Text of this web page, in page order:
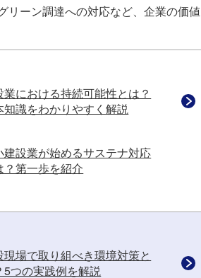
ーン調達への対応など、企業の価
業における持続可能性とは？
知識をわかりやすく解説
建設業が始めるサステナ対応
？第一歩を紹介
現場で取り組べき環境対策と
5つの実践例を解説